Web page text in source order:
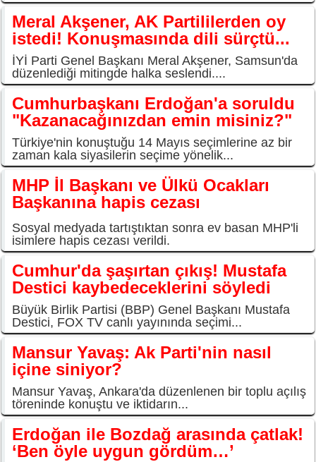
Meral Akşener, AK Partililerden oy
istedi! Konuşmasında dili sürçtü...
İYİ Parti Genel Başkanı Meral Akşener, Samsun'da
düzenlediği mitingde halka seslendi....
Cumhurbaşkanı Erdoğan'a soruldu
"Kazanacağınızdan emin misiniz?"
Türkiye'nin konuştuğu 14 Mayıs seçimlerine az bir
zaman kala siyasilerin seçime yönelik...
MHP İl Başkanı ve Ülkü Ocakları
Başkanına hapis cezası
Sosyal medyada tartıştıktan sonra ev basan MHP'li
isimlere hapis cezası verildi.
Cumhur'da şaşırtan çıkış! Mustafa
Destici kaybedeceklerini söyledi
Büyük Birlik Partisi (BBP) Genel Başkanı Mustafa
Destici, FOX TV canlı yayınında seçimi...
Mansur Yavaş: Ak Parti'nin nasıl
içine siniyor?
Mansur Yavaş, Ankara'da düzenlenen bir toplu açılış
töreninde konuştu ve iktidarın...
Erdoğan ile Bozdağ arasında çatlak!
‘Ben öyle uygun gördüm…’